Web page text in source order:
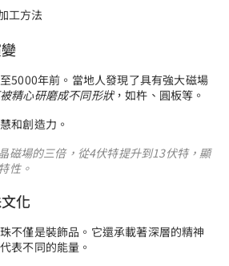
工方法
5000年前。當地人發現了具有強大磁場
精心研磨成不同形狀，如杵、圓板等。
和創造力。
磁場的三倍，從4伏特提升到13伏特，顯
性。
化
不僅是裝飾品。它還承載著深層的精神
表不同的能量。